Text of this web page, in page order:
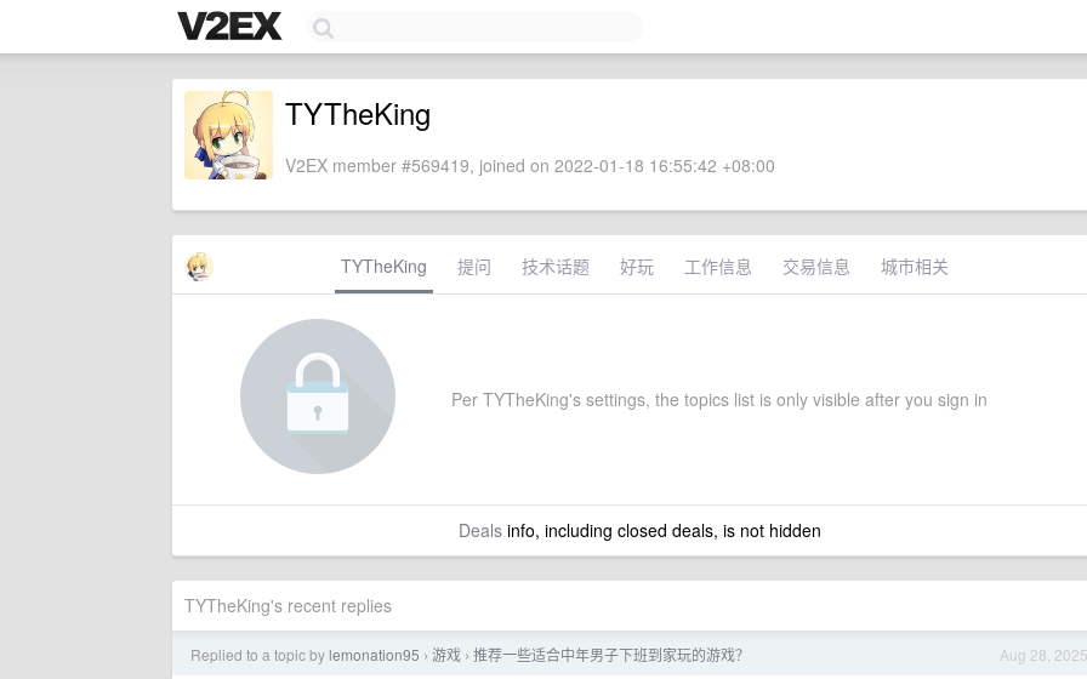
TYTheKing
V2EX member #569419, joined on 2022-01-18 16:55:42 +08:00
TYTheKing 提问 技术话题 好玩 工作信息 交易信息 城市相关
Per TYTheKing's settings, the topics list is only visible after you sign in
Dealsinfo, including closed deals, is not hidden
TYTheKing's recent replies
Aug 28, 2025
Replied to a topic by lemonation95 › 游戏 › 推荐一些适合中年男子下班到家玩的游戏？